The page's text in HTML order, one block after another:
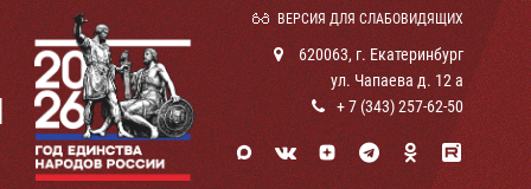
ВЕРСИЯ ДЛЯ СЛАБОВИДЯЩИХ
620063, г. Екатеринбург
ул. Чапаева д. 12 а
+ 7 (343) 257-62-50